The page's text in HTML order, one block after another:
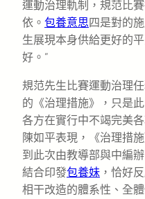
運動治理軌制，規范比
依。 包養意思四是對的
生展現本身供給更好的
好。”
規范先生比賽運動治理
的《治理措施》，只是
各方在實行中不竭完美
陳如平表現，《治理措
到此次由教導部與中編
結合印發包養妹 ，恰好
相干改造的體系性、全